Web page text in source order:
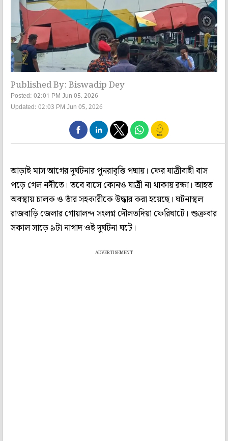
Published By: Biswadip Dey
Posted: 02:01 PM Jun 05, 2026
Updated: 02:03 PM Jun 05, 2026
আড়াই মাস আগের দুর্ঘটনার পুনরাবৃত্তি পদ্মায়। ফের যাত্রীবাহী বাস
পড়ে গেল নদীতে। তবে বাসে কোনও যাত্রী না থাকায় রক্ষা। আহত
অবস্থায় চালক ও তাঁর সহকারীকে উদ্ধার করা হয়েছে। ঘটনাস্থল
রাজবাড়ি জেলার গোয়ালন্দ সংলগ্ন দৌলত‌দিয়া ফেরিঘাটে। শুক্রবার
সকাল সাড়ে ৯টা নাগাদ ওই দুর্ঘটনা ঘটে।
ADVERTISEMENT